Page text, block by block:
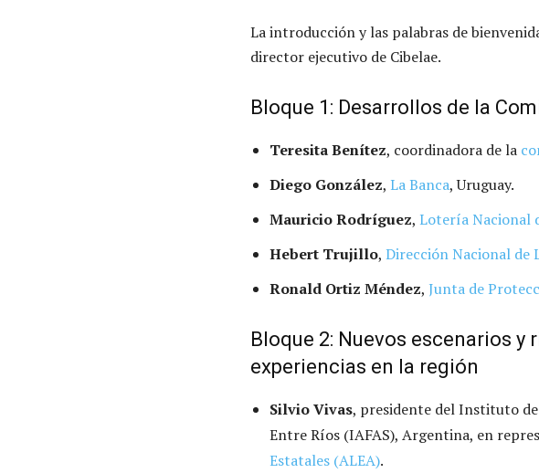
La introducción y las palabras de
director ejecutivo de Cibelae.
Bloque 1: Desarrollos de la
Teresita Benítez, coordinadora de la
Diego González, La Banca, Uruguay.
Mauricio Rodríguez, Lotería Nacional
Hebert Trujillo, Dirección Nacional de
Ronald Ortiz Méndez, Junta de
Bloque 2: Nuevos escenarios
experiencias en la región
Silvio Vivas, presidente del Instituto de
Entre Ríos (IAFAS), Argentina, en
Estatales (ALEA).